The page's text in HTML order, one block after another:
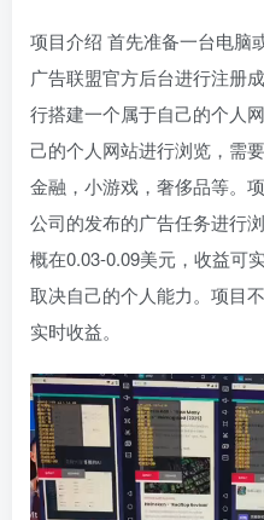
项目介绍 首先准备一台电脑
广告联盟官方后台进行注册
行搭建一个属于自己的个人
己的个人网站进行浏览，需
金融，小游戏，奢侈品等。
公司的发布的广告任务进行
概在0.03-0.09美元，收益可
取决自己的个人能力。项目
实时收益。